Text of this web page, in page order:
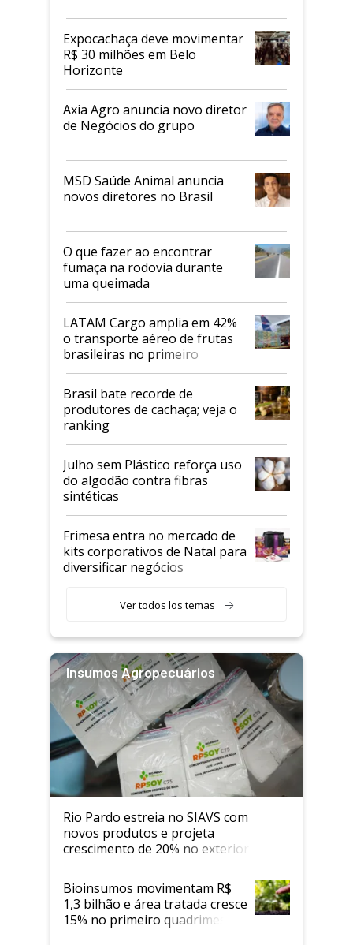
Expocachaça deve movimentar
R$ 30 milhões em Belo
Horizonte
Axia Agro anuncia novo diretor
de Negócios do grupo
MSD Saúde Animal anuncia
novos diretores no Brasil
O que fazer ao encontrar
fumaça na rodovia durante
uma queimada
LATAM Cargo amplia em 42%
o transporte aéreo de frutas
brasileiras no primeiro
semestre
Brasil bate recorde de
produtores de cachaça; veja o
ranking
Julho sem Plástico reforça uso
do algodão contra fibras
sintéticas
Frimesa entra no mercado de
kits corporativos de Natal para
diversificar negócios
Ver todos los temas
Insumos Agropecuários
Rio Pardo estreia no SIAVS com
novos produtos e projeta
crescimento de 20% no exterior
Bioinsumos movimentam R$
1,3 bilhão e área tratada cresce
15% no primeiro quadrimestre
de 2026